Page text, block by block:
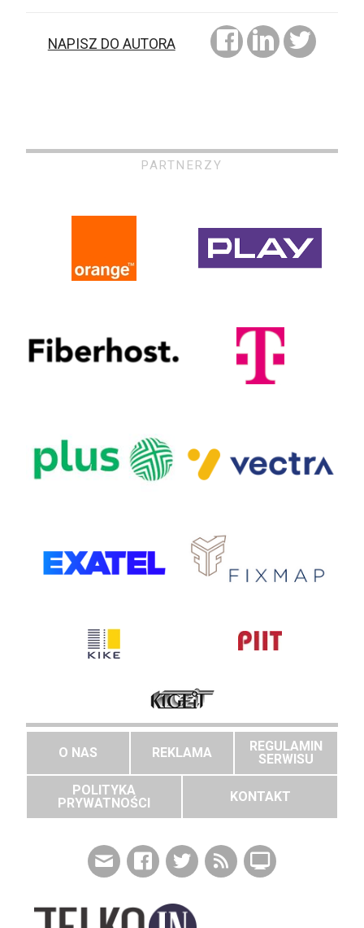
NAPISZ DO AUTORA
PARTNERZY
O NAS REKLAMA
REGULAMIN
SERWISU
POLITYKA
PRYWATNOŚCI
KONTAKT